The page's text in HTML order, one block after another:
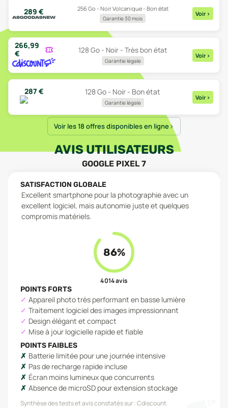
289 € 256 Go - Noir Volcanique - Bon état
Garantie 30 mois
Voir >
266,99
€
128 Go - Noir - Très bon état
Garantie légale
Voir >
287 € 128 Go - Noir - Bon état
Garantie légale
Voir >
Voir les 18 offres disponibles en ligne
AVIS UTILISATEURS
GOOGLE PIXEL 7
SATISFACTION GLOBALE
Excellent smartphone pour la photographie avec un
excellent logiciel, mais autonomie juste et quelques
compromis matériels.
86%
4 014avis
POINTS FORTS
Appareil photo très performant en basse lumière
Traitement logiciel des images impressionnant
Design élégant et compact
Mise à jour logicielle rapide et fiable
POINTS FAIBLES
Batterie limitée pour une journée intensive
Pas de recharge rapide incluse
Écran moins lumineux que concurrents
Absence de microSD pour extension stockage
Synthèse des tests et avis constatés sur :Cdiscount